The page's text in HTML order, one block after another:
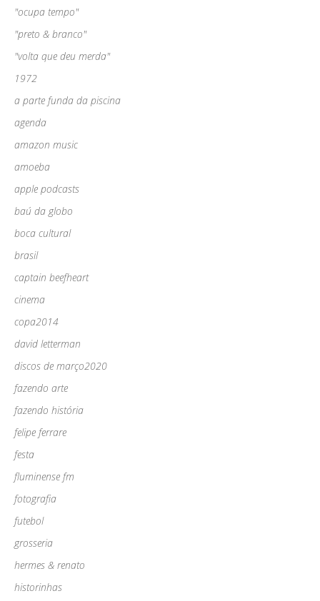
"ocupa tempo"
"preto & branco"
"volta que deu merda"
1972
a parte funda da piscina
agenda
amazon music
amoeba
apple podcasts
baú da globo
boca cultural
brasil
captain beefheart
cinema
copa2014
david letterman
discos de março2020
fazendo arte
fazendo história
felipe ferrare
festa
fluminense fm
fotografia
futebol
grosseria
hermes & renato
historinhas